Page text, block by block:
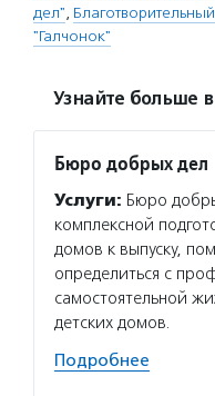
дел",
"Галчонок"
Узнайте больше
Бюро добрых дел
Услуги: Бюро
комплексной
домов к выпуску,
определиться с
самостоятельной
детских домов.
Подробнее